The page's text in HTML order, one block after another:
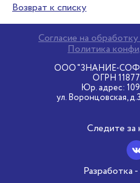
Возврат к списку
Согласие на
Политика
ООО "ЗНАНИЕ-
ОГРН
Юр. адрес:
ул. Воронцовская,
Разработка
Следите за